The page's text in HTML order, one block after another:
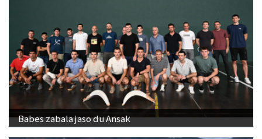
Babes zabala jaso du Ansak